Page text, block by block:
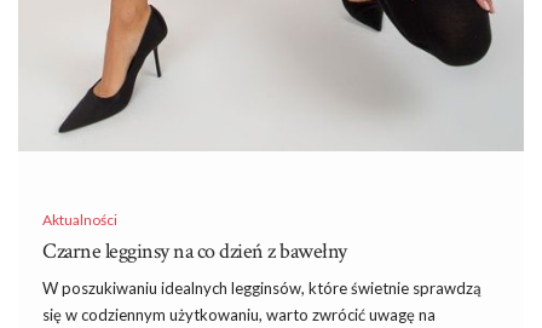
Aktualności
Czarne legginsy na co dzień z bawełny
W poszukiwaniu idealnych legginsów, które świetnie sprawdzą
się w codziennym użytkowaniu, warto zwrócić uwagę na